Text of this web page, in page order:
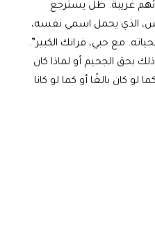
غريبة. ظل يسترجع
الذي يحمل اسمي نفسه،
مع حبي، فرانك الكبير”.
بحق الجحيم أو لماذا كان
لو كان بالغًا أو كما لو كانا